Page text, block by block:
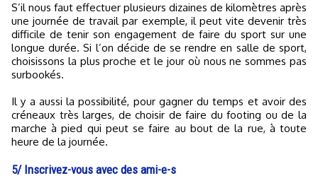
S’il nous faut effectuer plusieurs dizaines de kilomètres après
une journée de travail par exemple, il peut vite devenir très
difficile de tenir son engagement de faire du sport sur une
longue durée. Si l’on décide de se rendre en salle de sport,
choisissons la plus proche et le jour où nous ne sommes pas
surbookés.
Il y a aussi la possibilité, pour gagner du temps et avoir des
créneaux très larges, de choisir de faire du footing ou de la
marche à pied qui peut se faire au bout de la rue, à toute
heure de la journée.
5/ Inscrivez-vous avec des ami-e-s